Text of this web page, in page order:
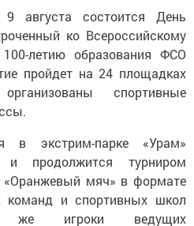
августа состоится День
ко Всероссийскому
летию образования ФСО
пройдет на 24 площадках
спортивные
в экстрим-парке «Урам»
продолжится турниром
«Оранжевый мяч» в формате
команд и спортивных школ
же игроки ведущих